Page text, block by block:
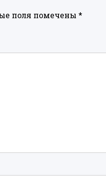
поля помечены *